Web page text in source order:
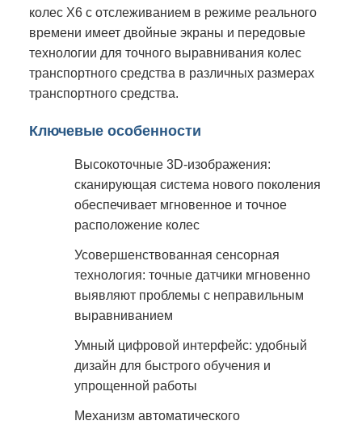
колес X6 с отслеживанием в режиме реального
времени имеет двойные экраны и передовые
технологии для точного выравнивания колес
транспортного средства в различных размерах
транспортного средства.
Ключевые особенности
Высокоточные 3D-изображения:
сканирующая система нового поколения
обеспечивает мгновенное и точное
расположение колес
Усовершенствованная сенсорная
технология: точные датчики мгновенно
выявляют проблемы с неправильным
выравниванием
Умный цифровой интерфейс: удобный
дизайн для быстрого обучения и
упрощенной работы
Механизм автоматического